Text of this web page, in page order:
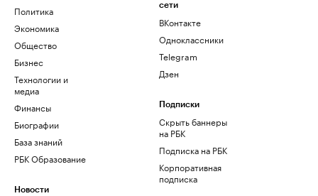
Политика
Экономика
Общество
Бизнес
Технологии и
медиа
Финансы
Биографии
База знаний
РБК Образование
Новости
сети
ВКонтакте
Одноклассники
Telegram
Дзен
Подписки
Скрыть баннеры
на РБК
Подписка на РБК
Корпоративная
подписка